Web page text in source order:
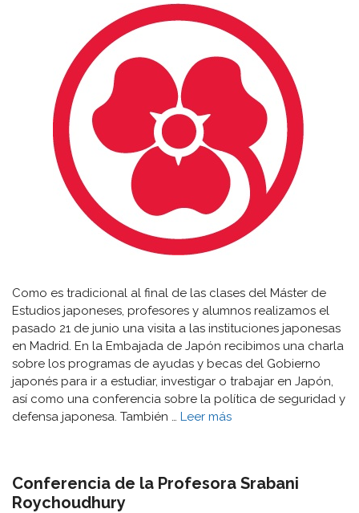
Como es tradicional al final de las clases del Máster de
Estudios japoneses, profesores y alumnos realizamos el
pasado 21 de junio una visita a las instituciones japonesas
en Madrid. En la Embajada de Japón recibimos una charla
sobre los programas de ayudas y becas del Gobierno
japonés para ir a estudiar, investigar o trabajar en Japón,
así como una conferencia sobre la política de seguridad y
defensa japonesa. También … Leer más
Conferencia de la Profesora Srabani
Roychoudhury